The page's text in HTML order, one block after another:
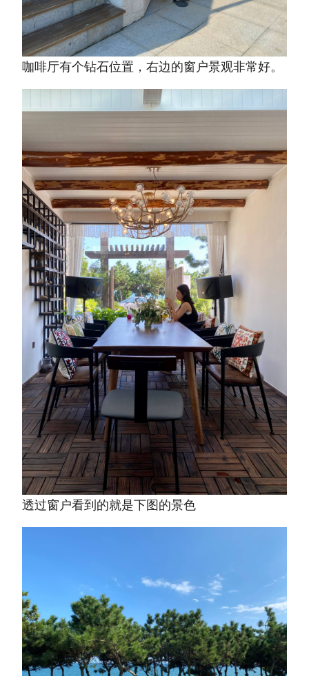
咖啡厅有个钻石位置，右边的窗户景观非常好。
透过窗户看到的就是下图的景色